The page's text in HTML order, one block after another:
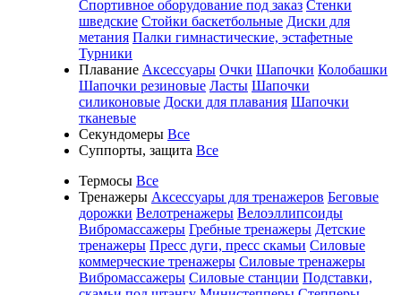
Спортивное оборудование под заказ Стенки
шведские Стойки баскетбольные Диски для
метания Палки гимнастические, эстафетные
Турники
Плавание Аксессуары Очки Шапочки Колобашки
Шапочки резиновые Ласты Шапочки
силиконовые Доски для плавания Шапочки
тканевые
Секундомеры Все
Суппорты, защита Все
Термосы Все
Тренажеры Аксессуары для тренажеров Беговые
дорожки Велотренажеры Велоэллипсоиды
Вибромассажеры Гребные тренажеры Детские
тренажеры Пресс дуги, пресс скамьи Силовые
коммерческие тренажеры Силовые тренажеры
Вибромассажеры Силовые станции Подставки,